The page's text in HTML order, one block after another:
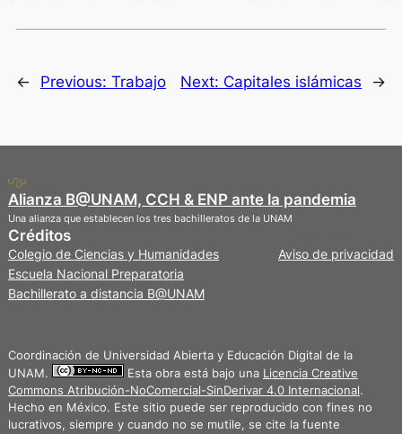
← Previous: Trabajo Next: Capitales islámicas →
Alianza B@UNAM, CCH & ENP ante la pandemia
Una alianza que establecen los tres bachilleratos de la UNAM
Créditos
Colegio de Ciencias y Humanidades
Escuela Nacional Preparatoria
Bachillerato a distancia B@UNAM
Aviso de privacidad
Coordinación de Universidad Abierta y Educación Digital de la
UNAM.
Esta obra está bajo una Licencia Creative
Commons Atribución-NoComercial-SinDerivar 4.0 Internacional.
Hecho en México. Este sitio puede ser reproducido con fines no
lucrativos, siempre y cuando no se mutile, se cite la fuente